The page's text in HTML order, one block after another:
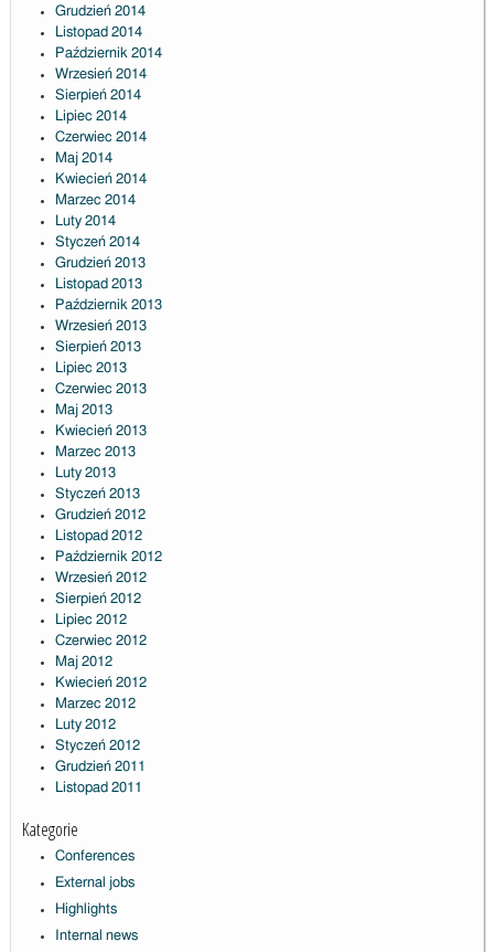
Grudzień 2014
Listopad 2014
Październik 2014
Wrzesień 2014
Sierpień 2014
Lipiec 2014
Czerwiec 2014
Maj 2014
Kwiecień 2014
Marzec 2014
Luty 2014
Styczeń 2014
Grudzień 2013
Listopad 2013
Październik 2013
Wrzesień 2013
Sierpień 2013
Lipiec 2013
Czerwiec 2013
Maj 2013
Kwiecień 2013
Marzec 2013
Luty 2013
Styczeń 2013
Grudzień 2012
Listopad 2012
Październik 2012
Wrzesień 2012
Sierpień 2012
Lipiec 2012
Czerwiec 2012
Maj 2012
Kwiecień 2012
Marzec 2012
Luty 2012
Styczeń 2012
Grudzień 2011
Listopad 2011
Kategorie
Conferences
External jobs
Highlights
Internal news